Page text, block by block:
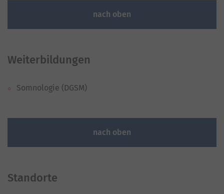
nach oben
Weiterbildungen
Somnologie (DGSM)
nach oben
Standorte